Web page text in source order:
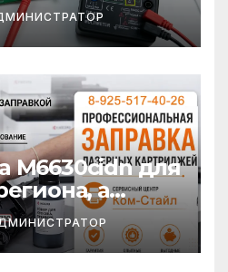
Spider 4):
DC/DC
FR9608SP
для
а
нет: история
Kyocera